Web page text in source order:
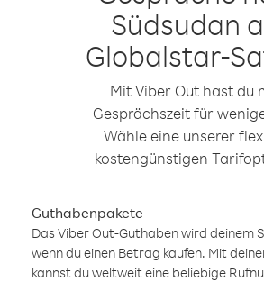
Südsudan
Globalstar-
Mit Viber Out hast du
Gesprächszeit für
Wähle eine unserer
kostengünstigen
Guthabenpakete
Das Viber Out-Guthaben wird deinem
wenn du einen Betrag kaufen. Mit
kannst du weltweit eine beliebige